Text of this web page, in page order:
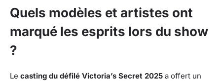
Quels modèles et artistes ont
marqué les esprits lors du show
?
Le casting du défilé Victoria’s Secret 2025 a offert un